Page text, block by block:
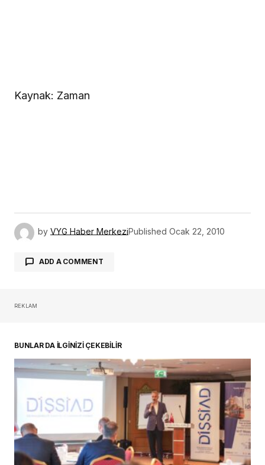
Kaynak: Zaman
by VYG Haber MerkeziPublished Ocak 22, 2010
ADD A COMMENT
REKLAM
BUNLAR DA İLGİNİZİ ÇEKEBİLİR